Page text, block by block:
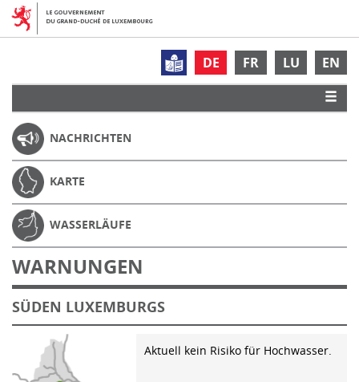
DE FR LU EN
NACHRICHTEN
KARTE
WASSERLÄUFE
WARNUNGEN
SÜDEN LUXEMBURGS
Aktuell kein Risiko für Hochwasser.